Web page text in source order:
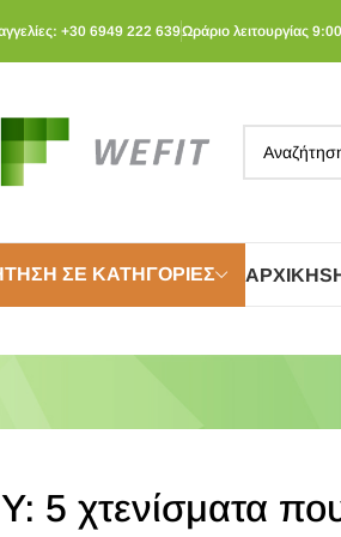
+30 6949 222 639Ωράριο λειτουργίας
ΣΕ ΚΑΤΗΓΟΡΊΕΣ ΑΡΧΙΚΉ
5 χτενίσματα